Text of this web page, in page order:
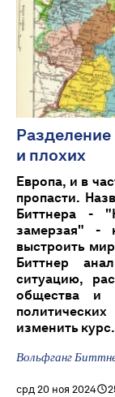
и плохих
Европа, и в
пропасти.
Биттнера -
замерзая" -
выстроить
Биттнер
ситуацию,
общества и
изменить
Вольфганг
срд 20 ноя 2024